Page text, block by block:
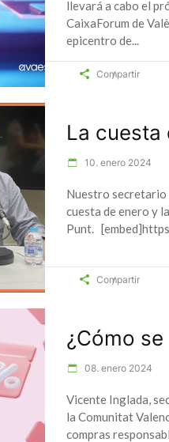
llevará a cabo el
CaixaForum de
epicentro de
Compartir
La cuesta
10. enero 2024
Nuestro secretario
cuesta de enero y
Punt.
Compartir
¿Cómo
08. enero 2024
Vicente Inglada,
la Comunitat
compras